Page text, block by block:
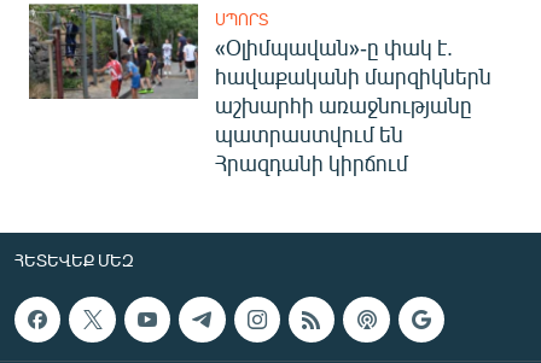
ՍՊՈՐՏ
«Օլիմպավան»-ը փակ է.
հավաքականի մարզիկներն
աշխարհի առաջնությանը
պատրաստվում են
Հրազդանի կիրճում
ՀԵՏԵՎԵՔ ՄԵԶ